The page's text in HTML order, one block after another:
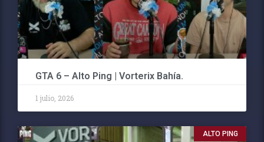
GTA 6 – Alto Ping | Vorterix Bahía.
1 julio, 2026
ALTO PING